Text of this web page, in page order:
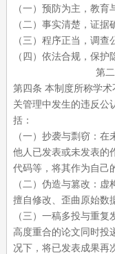
（一）预防为主，教育
（二）事实清楚，证据
（三）程序正当，调查
（四）依法合规，保护
第
第四条 本制度所称学术
关管理中发生的违反公
括：
（一）抄袭与剽窃：
他人已发表或未发表的
代码等，将其作为自己
（二）伪造与篡改：
擅自修改、歪曲原始数
（三）一稿多投与重
高度重合的论文同时投
况下，将已发表成果再